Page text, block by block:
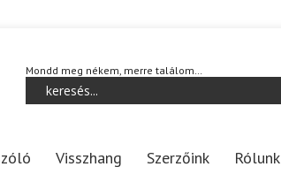
Mondd meg nékem, merre találom…
Visszhang Szerzőink Rólunk